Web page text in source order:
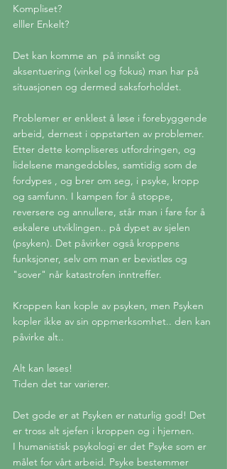
Kompliset?
elller Enkelt?
Det kan komme an  på innsikt og
aksentuering (vinkel og fokus) man har på
situasjonen og dermed saksforholdet.
Problemer er enklest å løse i forebyggende
arbeid, dernest i oppstarten av problemer.
Etter dette kompliseres utfordringen, og
lidelsene mangedobles, samtidig som de
fordypes , og brer om seg, i psyke, kropp
og samfunn. I kampen for å stoppe,
reversere og annullere, står man i fare for å
eskalere utviklingen.. på dypet av sjelen
(psyken). Det påvirker også kroppens
funksjoner, selv om man er bevistløs og
"sover" når katastrofen inntreffer.
Kroppen kan kople av psyken, men Psyken
kopler ikke av sin oppmerksomhet.. den kan
påvirke alt..
Alt kan løses!
Tiden det tar varierer.
Det gode er at Psyken er naturlig god! Det
er tross alt sjefen i kroppen og i hjernen.
I humanistisk psykologi er det Psyke som er
målet for vårt arbeid. Psyke bestemmer